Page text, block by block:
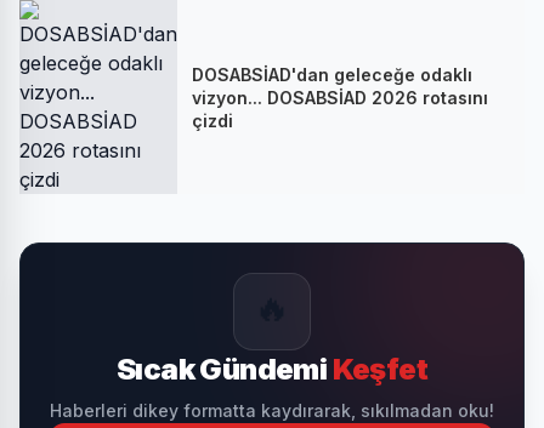
DOSABSİAD'dan geleceğe odaklı
vizyon... DOSABSİAD 2026 rotasını
çizdi
Sıcak Gündemi Keşfet
Haberleri dikey formatta kaydırarak, sıkılmadan oku!